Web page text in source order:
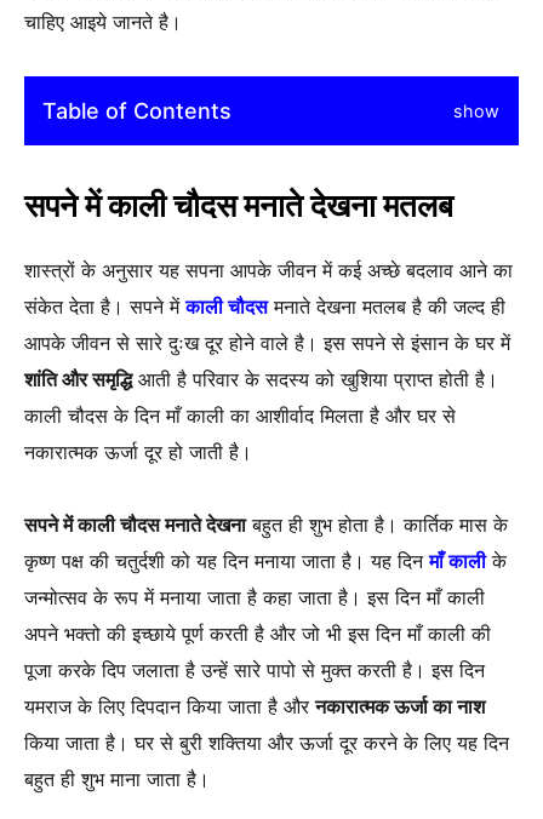
चाहिए आइये जानते है।
Table of Contents show
सपने में काली चौदस मनाते देखना मतलब
शास्त्रों के अनुसार यह सपना आपके जीवन में कई अच्छे बदलाव आने का
संकेत देता है। सपने मेंकाली चौदसमनाते देखना मतलब है की जल्द ही
आपके जीवन से सारे दुःख दूर होने वाले है। इस सपने से इंसान के घर में
शांति और समृद्धिआती है परिवार के सदस्य को खुशिया प्राप्त होती है।
काली चौदस के दिन माँ काली का आशीर्वाद मिलता है और घर से
नकारात्मक ऊर्जा दूर हो जाती है।
सपने में काली चौदस मनाते देखनाबहुत ही शुभ होता है। कार्तिक मास के
कृष्ण पक्ष की चतुर्दशी को यह दिन मनाया जाता है। यह दिनमाँ कालीके
जन्मोत्सव के रूप में मनाया जाता है कहा जाता है। इस दिन माँ काली
अपने भक्तो की इच्छाये पूर्ण करती है और जो भी इस दिन माँ काली की
पूजा करके दिप जलाता है उन्हें सारे पापो से मुक्त करती है। इस दिन
यमराज के लिए दिपदान किया जाता है औरनकारात्मक ऊर्जा का नाश
किया जाता है। घर से बुरी शक्तिया और ऊर्जा दूर करने के लिए यह दिन
बहुत ही शुभ माना जाता है।